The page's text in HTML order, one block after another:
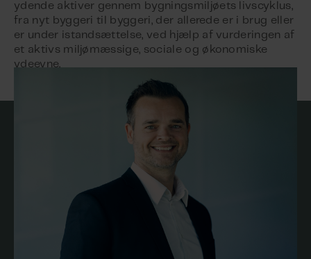
ydende aktiver gennem bygningsmiljøets livscyklus,
fra nyt byggeri til byggeri, der allerede er i brug eller
er under istandsættelse, ved hjælp af vurderingen af
et aktivs miljømæssige, sociale og økonomiske
ydeevne.